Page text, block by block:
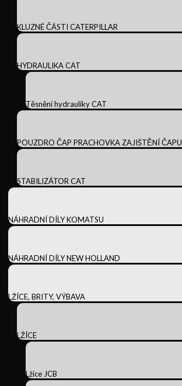
KLUZNÉ ČÁSTI CATERPILLAR
HYDRAULIKA CAT
Těsnění hydrauliky CAT
POUZDRO ČAP PRACHOVKA ZAJIŠTĚNÍ ČAPU
STABILIZÁTOR CAT
NÁHRADNÍ DÍLY KOMATSU
NÁHRADNÍ DÍLY NEW HOLLAND
LŽÍCE, BRITY, VÝBAVA
LŽÍCE
Lžíce JCB